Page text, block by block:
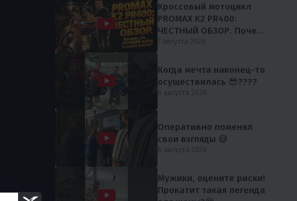
Кроссовый мотоцикл
PROMAX K2 PR400:
ЧЕСТНЫЙ ОБЗОР. Почему
это ЛУЧШИЙ выбор в
7 августа 2026
Когда мечта наконец-то
осуществилась 😎????
6 августа 2026
Оперативно поменял
свои взгляды 😅
6 августа 2026
Мужики, оцените риски!
Прокатит такая легенда